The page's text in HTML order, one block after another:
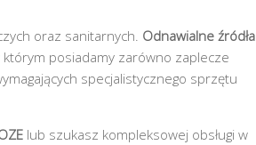
oraz sanitarnych. Odnawialne źródła
posiadamy zarówno zaplecze
specjalistycznego sprzętu
lub szukasz kompleksowej obsługi w